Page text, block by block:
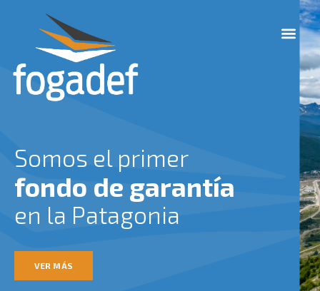
M
e
Somos el primer
fondo de garantía
en la Patagonia
VER MÁS